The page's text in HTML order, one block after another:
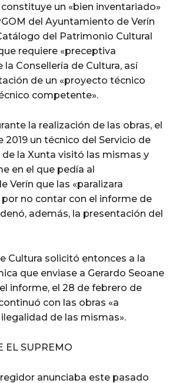
un «bien inventariado»
del Ayuntamiento de Verín
del Patrimonio Cultural
requiere «preceptiva
la Consellería de Cultura, así
de un «proyecto técnico
competente».
la realización de las obras, el
2019 un técnico del Servicio de
de la Xunta visitó las mismas y
en el que pedía al
Verín que las «paralizara
no contar con el informe de
además, la presentación del
Cultura solicitó entonces a la
que enviase a Gerardo Seoane
informe, el 28 de febrero de
con las obras «a
de las mismas».
EL SUPREMO
anunciaba este pasado